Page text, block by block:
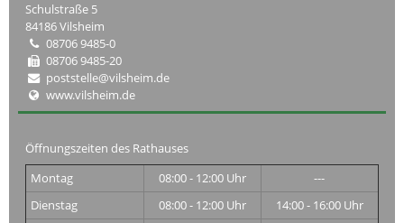
Schulstraße 5
84186 Vilsheim
08706 9485-0
08706 9485-20
poststelle@vilsheim.de
www.vilsheim.de
Öffnungszeiten des Rathauses
Montag
08:00 - 12:00 Uhr
---
Dienstag
08:00 - 12:00 Uhr
14:00 - 16:00 Uhr